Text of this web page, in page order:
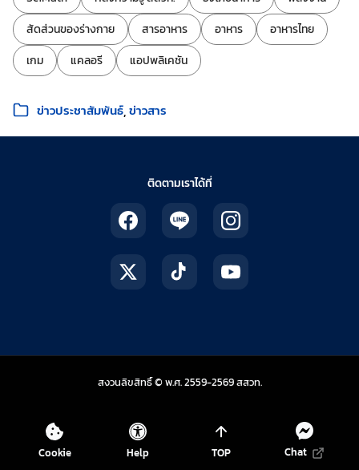
สัดส่วนของร่างกาย
สารอาหาร อาหาร
อาหารไทย
เกม
แคลอรี แอปพลิเคชัน
หมวดหมู่:
ข่าวประชาสัมพันธ์ ข่าวสาร
ติดตามเราได้ที่
สงวนลิขสิทธิ์ © พ.ศ. 2559-2569สสวท.สถาบันส่งเสริมการสอ
Cookie Help TOP Chat